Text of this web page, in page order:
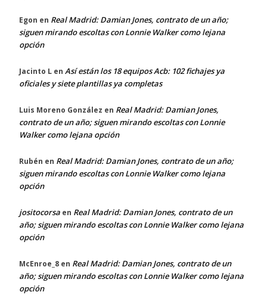
Egon en Real Madrid: Damian Jones, contrato de un año;
siguen mirando escoltas con Lonnie Walker como lejana
opción
Jacinto L en Así están los 18 equipos Acb: 102 fichajes ya
oficiales y siete plantillas ya completas
Luis Moreno González en Real Madrid: Damian Jones,
contrato de un año; siguen mirando escoltas con Lonnie
Walker como lejana opción
Rubén en Real Madrid: Damian Jones, contrato de un año;
siguen mirando escoltas con Lonnie Walker como lejana
opción
jositocorsa en Real Madrid: Damian Jones, contrato de un
año; siguen mirando escoltas con Lonnie Walker como lejana
opción
McEnroe_8 en Real Madrid: Damian Jones, contrato de un
año; siguen mirando escoltas con Lonnie Walker como lejana
opción